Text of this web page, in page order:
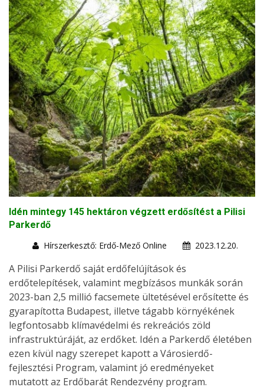
Idén mintegy 145 hektáron végzett erdősítést a Pilisi
Parkerdő
Hírszerkesztő: Erdő-Mező Online
2023.12.20.
A Pilisi Parkerdő saját erdőfelújítások és
erdőtelepítések, valamint megbízásos munkák során
2023-ban 2,5 millió facsemete ültetésével erősítette és
gyarapította Budapest, illetve tágabb környékének
legfontosabb klímavédelmi és rekreációs zöld
infrastruktúráját, az erdőket. Idén a Parkerdő életében
ezen kívül nagy szerepet kapott a Városierdő-
fejlesztési Program, valamint jó eredményeket
mutatott az Erdőbarát Rendezvény program.